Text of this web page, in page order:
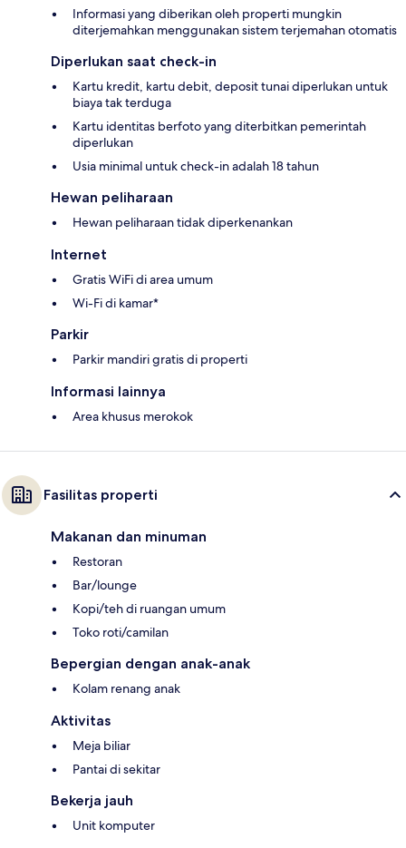
Informasi yang diberikan oleh properti mungkin
diterjemahkan menggunakan sistem terjemahan otomatis
Diperlukan saat check-in
Kartu kredit, kartu debit, deposit tunai diperlukan untuk
biaya tak terduga
Kartu identitas berfoto yang diterbitkan pemerintah
diperlukan
Usia minimal untuk check-in adalah 18 tahun
Hewan peliharaan
Hewan peliharaan tidak diperkenankan
Internet
Gratis WiFi di area umum
Wi-Fi di kamar*
Parkir
Parkir mandiri gratis di properti
Informasi lainnya
Area khusus merokok
Fasilitas properti
Makanan dan minuman
Restoran
Bar/lounge
Kopi/teh di ruangan umum
Toko roti/camilan
Bepergian dengan anak-anak
Kolam renang anak
Aktivitas
Meja biliar
Pantai di sekitar
Bekerja jauh
Unit komputer